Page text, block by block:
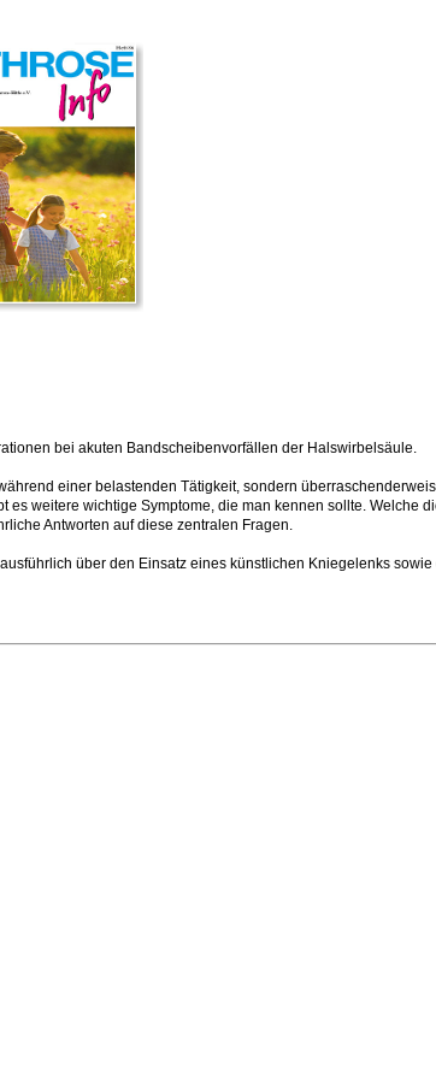
bei akuten Bandscheibenvorfällen der Halswirbelsäule.
einer belastenden Tätigkeit, sondern
weitere wichtige Symptome, die man kennen sollte. Welche
Antworten auf diese zentralen Fragen.
über den Einsatz eines künstlichen Kniegelenks